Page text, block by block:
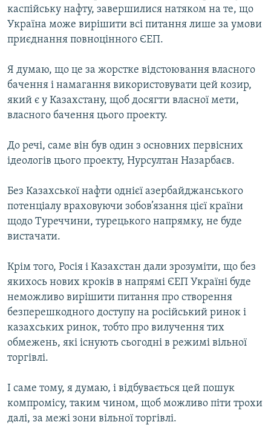
каспійську нафту, завершилися натяком на те, що
Україна може вирішити всі питання лише за умови
приєднання повноцінного ЄЕП.
Я думаю, що це за жорстке відстоювання власного
бачення і намагання використовувати цей козир,
який є у Казахстану, щоб досягти власної мети,
власного бачення цього проекту.
До речі, саме він був один з основних первісних
ідеологів цього проекту, Нурсултан Назарбаєв.
Без Казахської нафти однієї азербайджанського
потенціалу враховуючи зобов’язання цієї країни
щодо Туреччини, турецького напрямку, не буде
вистачати.
Крім того, Росія і Казахстан дали зрозуміти, що без
якихось нових кроків в напрямі ЄЕП Україні буде
неможливо вирішити питання про створення
безперешкодного доступу на російський ринок і
казахських ринок, тобто про вилучення тих
обмежень, які існують сьогодні в режимі вільної
торгівлі.
І саме тому, я думаю, і відбувається цей пошук
компромісу, таким чином, щоб можливо піти трохи
далі, за межі зони вільної торгівлі.